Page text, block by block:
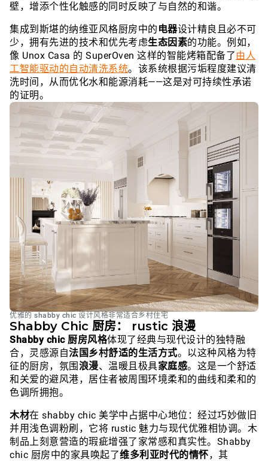
壁，增添个性化触感的同时反映了与自然的和谐。
集成到斯堪的纳维亚风格厨房中的 电器设计精良且必不可
少，拥有先进的技术和优先考虑生态因素的功能。例如，
像 Unox Casa 的 SuperOven 这样的智能烤箱配备了由人
工智能驱动的自动清洗系统。该系统根据污垢程度建议清
洗时间，从而优化水和能源消耗——这是对可持续性承诺
的证明。
优雅的 shabby chic 设计风格非常适合乡村住宅
Shabby Chic 厨房： rustic 浪漫
Shabby chic 厨房风格体现了经典与现代设计的独特融
合，灵感源自法国乡村舒适的生活方式。以这种风格为特
征的厨房，氛围浪漫、温暖且极具家庭感。这是一个舒适
和关爱的避风港，居住者被周围环境柔和的曲线和柔和的
色调所拥抱。
木材在 shabby chic 美学中占据中心地位：经过巧妙做旧
并用浅色调粉刷，它将 rustic 魅力与现代优雅相协调。木
制品上刻意营造的瑕疵增强了家常感和真实性。Shabby
chic 厨房中的家具唤起了维多利亚时代的情怀，其